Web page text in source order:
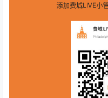
添加费城LIVE小